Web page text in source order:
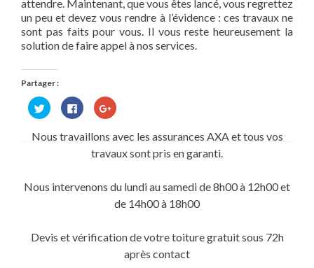
attendre. Maintenant, que vous êtes lancé, vous regrettez
un peu et devez vous rendre à l’évidence : ces travaux ne
sont pas faits pour vous. Il vous reste heureusement la
solution de faire appel à nos services.
Partager :
Cliquez
pour
partager
Twitter(ouvre
Cliquez
pour
partager
sur
Facebook(ouvre
dans
une
Cliquez
pour
Google+
dans
fenêtre)
Nous travaillons avec les assurances AXA et tous vos
travaux sont pris en garanti.
Nous intervenons du lundi au samedi de 8h00 à 12h00 et
de 14h00 à 18h00
Devis et vérification de votre toiture gratuit sous 72h
après contact